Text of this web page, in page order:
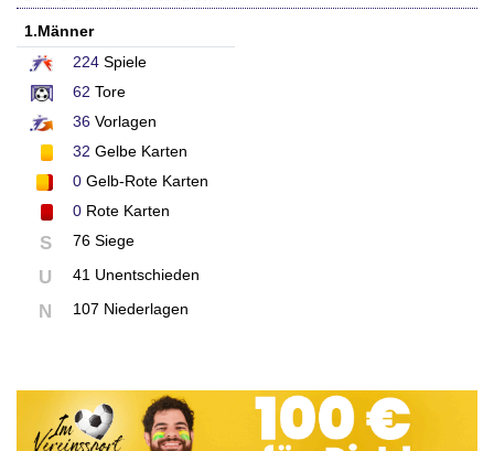
1.Männer
224 Spiele
62 Tore
36 Vorlagen
32 Gelbe Karten
0 Gelb-Rote Karten
0 Rote Karten
S 76 Siege
U 41 Unentschieden
N 107 Niederlagen